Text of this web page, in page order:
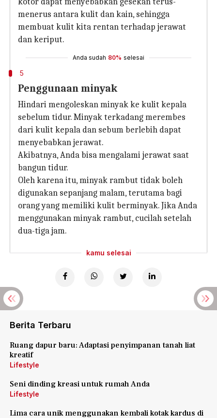
menerus antara kulit dan kain, sehingga
membuat kulit kita rentan terhadap jerawat
dan keriput.
Anda sudah 80% selesai
5
Penggunaan minyak
Hindari mengoleskan minyak ke kulit kepala
sebelum tidur. Minyak terkadang merembes
dari kulit kepala dan sebum berlebih dapat
menyebabkan jerawat.
Akibatnya, Anda bisa mengalami jerawat saat
bangun tidur.
Oleh karena itu, minyak rambut tidak boleh
digunakan sepanjang malam, terutama bagi
orang yang memiliki kulit berminyak. Jika Anda
menggunakan minyak rambut, cucilah setelah
dua-tiga jam.
kamu selesai
Berita Terbaru
Ruang dapur baru: Adaptasi penyimpanan tanah liat
kreatif
Lifestyle
Seni dinding kreasi untuk rumah Anda
Lifestyle
Lima cara unik menggunakan kembali kotak kardus di